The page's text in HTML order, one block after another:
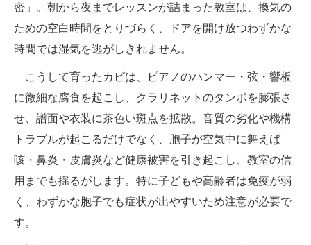
密」。朝から夜までレッスンが詰まった教室は、換気の
ための空白時間をとりづらく、ドアを開け放つわずかな
時間では湿気を逃がしきれません。
こうして育ったカビは、ピアノのハンマー・弦・響板
に微細な腐食を起こし、クラリネットのタンポを膨張さ
せ、譜面や衣装に茶色い斑点を拡散。音質の劣化や機構
トラブルが起こるだけでなく、胞子が空気中に舞えば
咳・鼻炎・皮膚炎など健康被害を引き起こし、教室の信
用までも揺るがします。特に子どもや高齢者は免疫が弱
く、わずかな胞子でも症状が出やすいため注意が必要で
す。